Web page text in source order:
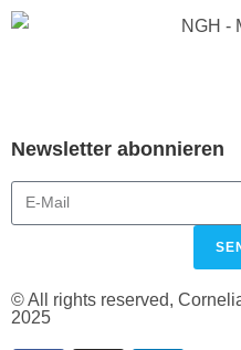
Newsletter abonnieren
© All rights reserved,
2025